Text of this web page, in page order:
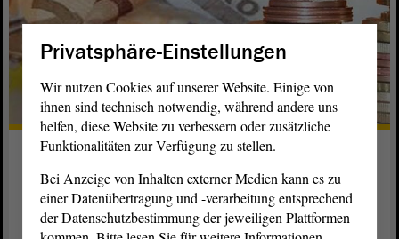
Abgeordnetenbezüge
Die Entschädigung muss für alle Abgeordneten gleich sein,
dies ist gesetzlich vorgeschrieben. Sie soll ihre
Unabhängigkeit sichern und eine Lebensführung gestatten,
Privatsphäre-Einstellungen
Wir nutzen Cookies auf unserer Website. Einige von
ihnen sind technisch notwendig, während andere uns
helfen, diese Website zu verbessern oder zusätzliche
Funktionalitäten zur Verfügung zu stellen.
Bei Anzeige von Inhalten externer Medien kann es zu
einer Datenübertragung und -verarbeitung entsprechend
der Datenschutzbestimmung der jeweiligen Plattformen